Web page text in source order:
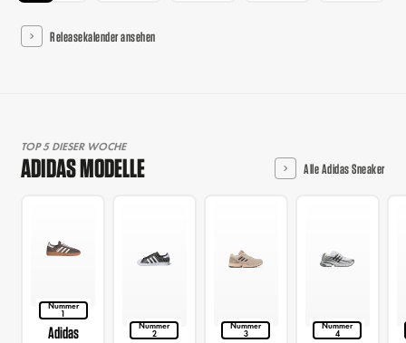
Releasekalender ansehen
TOP 5 DIESER WOCHE
ADIDAS MODELLE Alle Adidas Sneaker
Nummer
1
Adidas
Nummer
2
Nummer
3
Nummer
4